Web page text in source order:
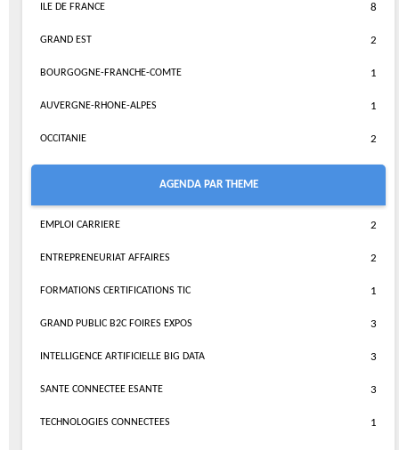
ILE DE FRANCE 8
GRAND EST 2
BOURGOGNE-FRANCHE-COMTE 1
AUVERGNE-RHONE-ALPES 1
OCCITANIE 2
AGENDA PAR THEME
EMPLOI CARRIERE 2
ENTREPRENEURIAT AFFAIRES 2
FORMATIONS CERTIFICATIONS TIC 1
GRAND PUBLIC B2C FOIRES EXPOS 3
INTELLIGENCE ARTIFICIELLE BIG DATA 3
SANTE CONNECTEE ESANTE 3
TECHNOLOGIES CONNECTEES 1